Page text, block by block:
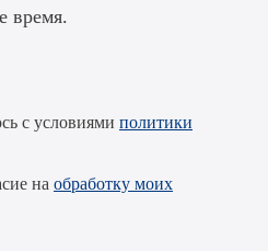
время.
с условиями политики
на обработку моих